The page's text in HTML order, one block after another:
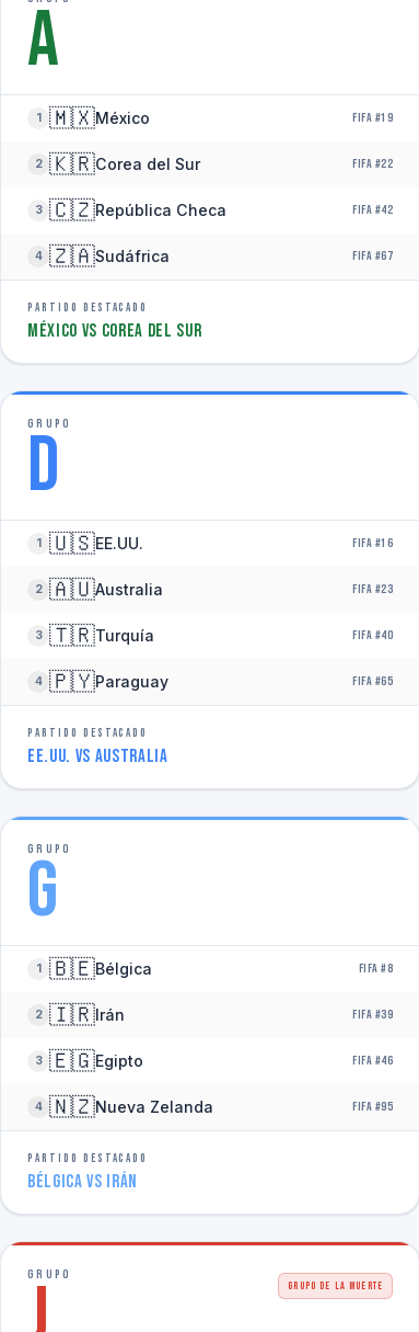
A
1 🇲🇽México FIFA #19
2 🇰🇷Corea del Sur FIFA #22
3 🇨🇿República Checa FIFA #42
4 🇿🇦Sudáfrica FIFA #67
PARTIDO DESTACADO
México vs Corea del Sur
GRUPO
D
1 🇺🇸EE.UU. FIFA #16
2 🇦🇺Australia FIFA #23
3 🇹🇷Turquía FIFA #40
4 🇵🇾Paraguay FIFA #65
PARTIDO DESTACADO
EE.UU. vs Australia
GRUPO
G
1 🇧🇪Bélgica FIFA #8
2 🇮🇷Irán FIFA #39
3 🇪🇬Egipto FIFA #46
4 🇳🇿Nueva Zelanda FIFA #95
PARTIDO DESTACADO
Bélgica vs Irán
GRUPO
GRUPO DE LA MUERTE